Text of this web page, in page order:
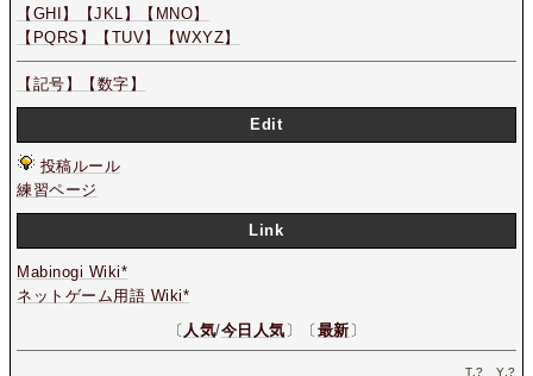
【GHI】
【JKL】
【MNO】
【PQRS】
【TUV】 【WXYZ】
【記号】 【数字】
Edit
投稿ルール
練習ページ
Link
Mabinogi Wiki*
ネットゲーム用語 Wiki*
〔 人気/今日人気〕〔最新〕
T.? Y.?